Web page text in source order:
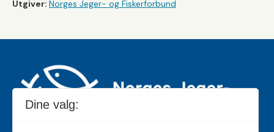
Utgiver: Norges Jeger- og Fiskerforbund
Dine valg: